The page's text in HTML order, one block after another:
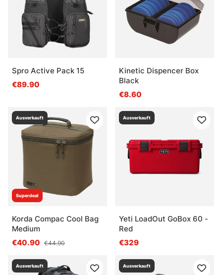
Spro Active Pack 15
€89.90
Kinetic Dispencer Box
Black
€8.60
Superdeal
Ausverkauft
Korda Compac Cool Bag
Medium
€40.90 €44.90
Ausverkauft
Yeti LoadOut GoBox 60 -
Red
€329
Ausverkauft Ausverkauft